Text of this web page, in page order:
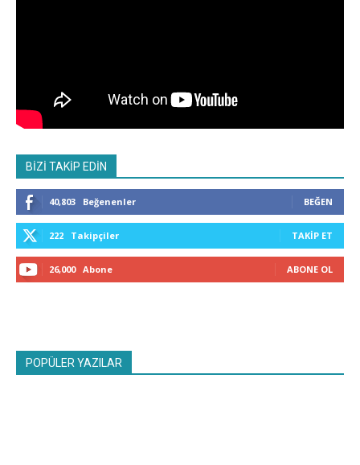
BİZİ TAKİP EDİN
40,803 Beğenenler BEĞEN
222 Takipçiler TAKIP ET
26,000 Abone ABONE OL
POPÜLER YAZILAR